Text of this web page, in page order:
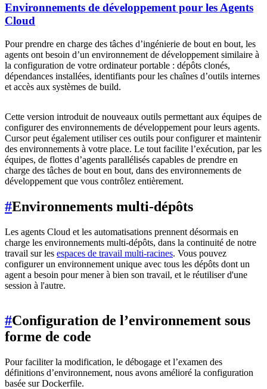
Environnements de développement pour les Agents
Cloud
Pour prendre en charge des tâches d’ingénierie de bout en bout, les
agents ont besoin d’un environnement de développement similaire à
la configuration de votre ordinateur portable : dépôts clonés,
dépendances installées, identifiants pour les chaînes d’outils internes
et accès aux systèmes de build.
Cette version introduit de nouveaux outils permettant aux équipes de
configurer des environnements de développement pour leurs agents.
Cursor peut également utiliser ces outils pour configurer et maintenir
des environnements à votre place. Le tout facilite l’exécution, par les
équipes, de flottes d’agents parallélisés capables de prendre en
charge des tâches de bout en bout, dans des environnements de
développement que vous contrôlez entièrement.
#Environnements multi-dépôts
Les agents Cloud et les automatisations prennent désormais en
charge les environnements multi-dépôts, dans la continuité de notre
travail sur les espaces de travail multi-racines. Vous pouvez
configurer un environnement unique avec tous les dépôts dont un
agent a besoin pour mener à bien son travail, et le réutiliser d'une
session à l'autre.
#Configuration de l’environnement sous
forme de code
Pour faciliter la modification, le débogage et l’examen des
définitions d’environnement, nous avons amélioré la configuration
basée sur Dockerfile.